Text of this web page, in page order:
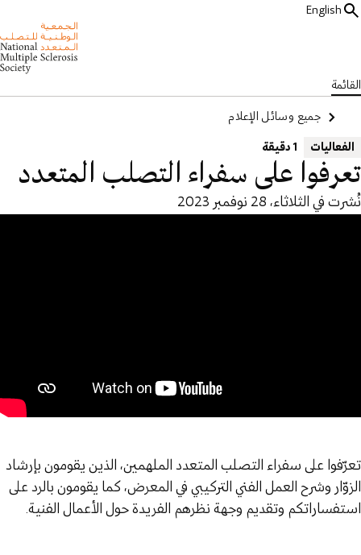
English
القائمة
جميع وسائل الإعلام
الفعاليات 1 دقيقة
تعرفوا على سفراء التصلب المتعدد
نُشرت في الثلاثاء، 28 نوفمبر 2023
تعرّفوا على سفراء التصلب المتعدد الملهمين، الذين يقومون بإرشاد
الزوّار وشرح العمل الفني التركيبي في المعرض، كما يقومون بالرد على
استفساراتكم وتقديم وجهة نظرهم الفريدة حول الأعمال الفنية.